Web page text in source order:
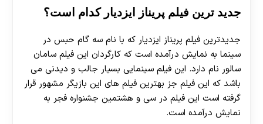
جدید ترین فیلم پریناز ایزدیار کدام است؟
جدیدترین فیلم پریناز ایزدیار که با نام سه گام حبس در
سینما به نمایش درآمده است که کارگردان این فیلم سامان
سالور نام دارد. این فیلم سینمایی بسیار جالب و دیدنی می
باشد که این فیلم جز بهترین فیلم های این بازیگر مشهور قرار
گرفته است این فیلم در سی و هشتمین جشنواره فجر به
نمايش درآمده است.